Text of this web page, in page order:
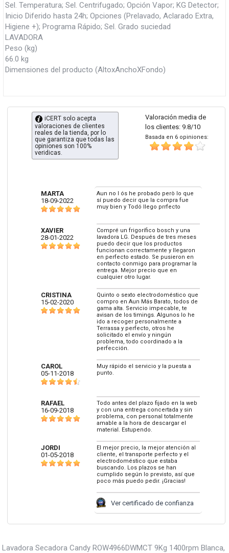
Sel. Temperatura; Sel. Centrifugado; Opción Vapor; KG Detector;
Inicio Diferido hasta 24h; Opciones (Prelavado, Aclarado Extra,
Higiene +); Programa Rápido; Sel. Grado suciedad
LAVADORA
Peso (kg)
66.0 kg
Dimensiones del producto (AltoxAnchoXFondo)
Valoración media de
los clientes: 9.8/10
Basada en 6 opiniones:
iCERT solo acepta
valoraciones de clientes
reales de la tienda, por lo
que garantiza que todas las
opiniones son 100%
veridicas.
MARTA
18-09-2022
Aun no l ós he probado però lo que
sí puedo decir que la compra fue
muy bien y Todó llego prrfecto
XAVIER
28-01-2022
Compré un frigorífico bosch y una
lavadora LG. Después de tres meses
puedo decir que los productos
funcionan correctamente y llegaron
en perfecto estado. Se pusieron en
contacto conmigo para programar la
entrega. Mejor precio que en
cualquier otro lugar.
CRISTINA
15-02-2020
Quinto o sexto electrodoméstico que
compro en Aun Más Barato, todos de
gama alta. Servicio impecable, te
avisan de los timings. Algunos lo he
ido a recoger personalmente a
Terrassa y perfecto, otros he
solicitado el envío y ningún
problema, todo coordinado a la
perfección.
CAROL
05-11-2018
Muy rápido el servicio y la puesta a
punto.
RAFAEL
16-09-2018
Todo antes del plazo fijado en la web
y con una entrega concertada y sin
problema, con personal totalmente
amable a la hora de descargar el
material. Estupendo.
JORDI
01-05-2018
El mejor precio, la mejor atención al
cliente, el transporte perfecto y el
electrodoméstico que estaba
buscando. Los plazos se han
cumplido según lo previsto, así que
poco más puedo pedir. ¡Gracias!
Ver certificado de confianza
Lavadora Secadora Candy ROW4966DWMCT 9Kg 1400rpm Blanca,